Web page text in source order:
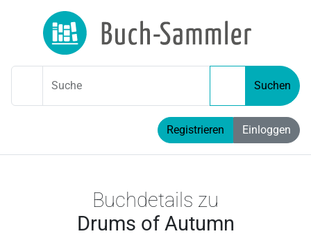
Suche Suchen
Registrieren Einloggen
Buchdetails zu
Drums of Autumn